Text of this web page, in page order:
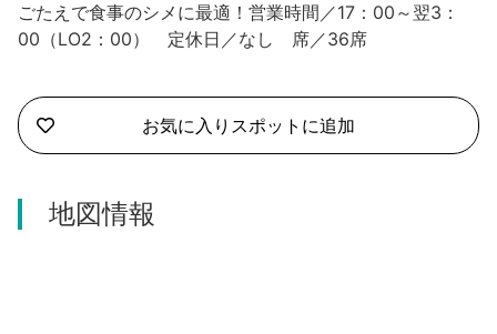
南伊豆町
西伊豆町
伊豆の国市
旅程作成
合同会社説明会
伊豆ワーケーション
ごたえで食事のシメに最適！営業時間／17：00～翌3：
00（LO2：00） 定休日／なし 席／36席
お気に入りスポットに追加
地図情報